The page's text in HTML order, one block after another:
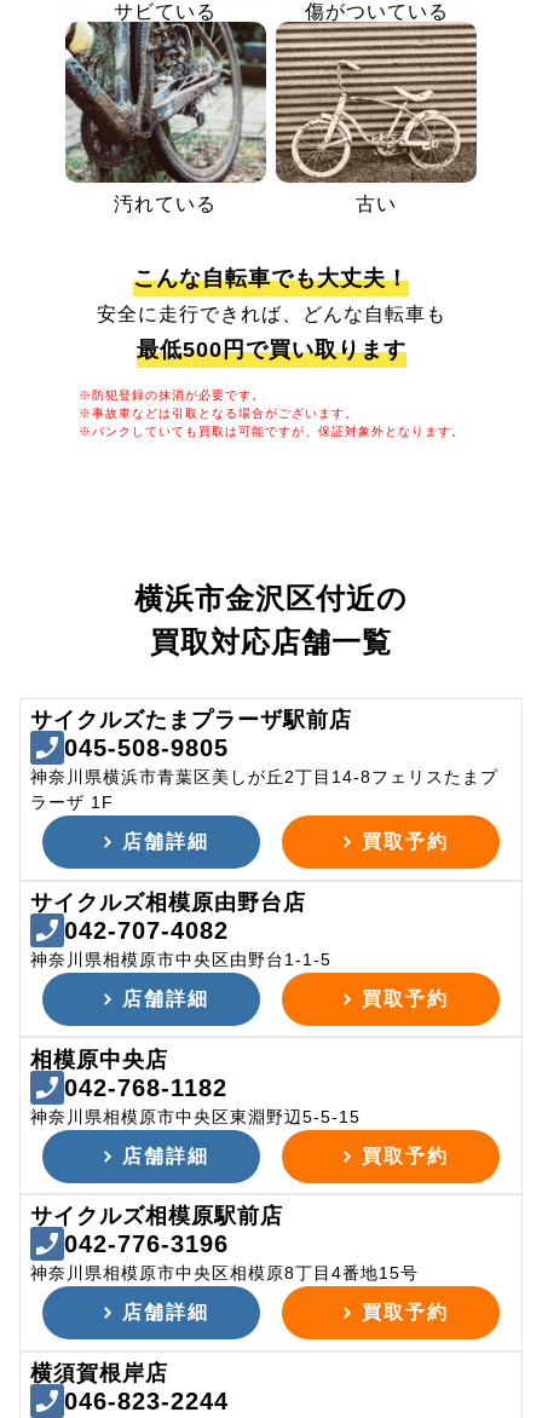
サビている 傷がついている
汚れている 古い
こんな自転車でも大丈夫！
安全に走行できれば、どんな自転車も
最低500円で買い取ります
※防犯登録の抹消が必要です。
※事故車などは引取となる場合がございます。
※パンクしていても買取は可能ですが、保証対象外となります。
横浜市金沢区付近の
買取対応店舗一覧
サイクルズたまプラーザ駅前店
045-508-9805
神奈川県横浜市青葉区美しが丘2丁目14-8フェリスたまプ
ラーザ 1F
店舗詳細 買取予約
サイクルズ相模原由野台店
042-707-4082
神奈川県相模原市中央区由野台1-1-5
店舗詳細 買取予約
相模原中央店
042-768-1182
神奈川県相模原市中央区東淵野辺5-5-15
店舗詳細 買取予約
サイクルズ相模原駅前店
042-776-3196
神奈川県相模原市中央区相模原8丁目4番地15号
店舗詳細 買取予約
横須賀根岸店
046-823-2244